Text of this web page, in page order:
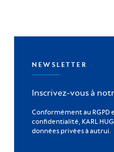
NEWSLETTER
Inscrivez-vous à
Conformément au RGPD
confidentialité, KARL
données privées à autrui.